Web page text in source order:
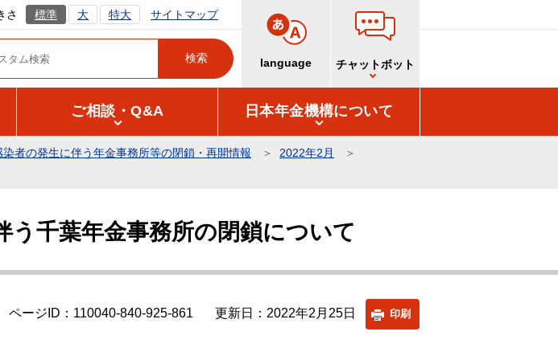
さ 標準 大 特大 サイトマップ
language チャットボット
ご相談・Q&A 日本年金機構について
者の発生に伴う年金事務所等の閉鎖・再開情報
2022年2月
千葉年金事務所の閉鎖について
ページID：110040-840-925-861 更新日：2022年2月25日 印刷